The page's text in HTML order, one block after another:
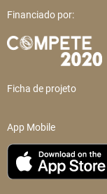
Financiado por:
Ficha de projeto
App Mobile